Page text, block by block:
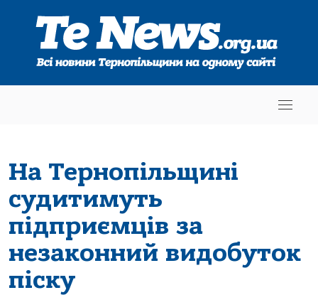
На Тернопільщині
судитимуть
підприємців за
незаконний видобуток
піску